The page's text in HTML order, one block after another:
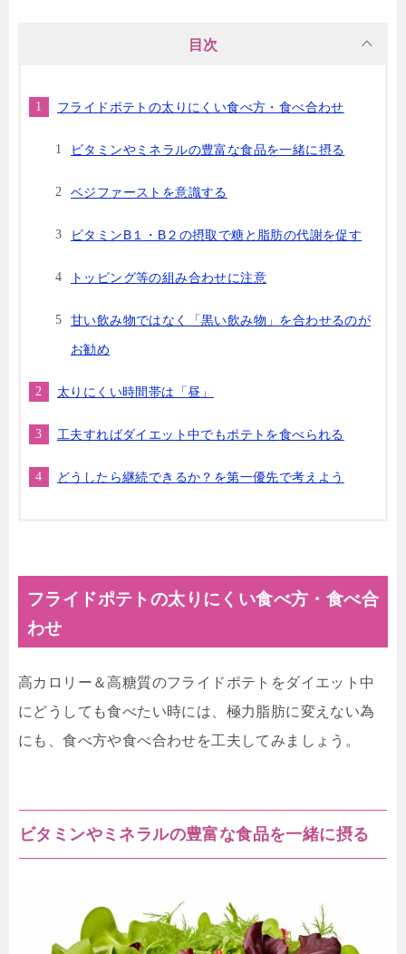
目次
フライドポテトの太りにくい食べ方・食べ合わせ
ビタミンやミネラルの豊富な食品を一緒に摂る
ベジファーストを意識する
ビタミンB１・B２の摂取で糖と脂肪の代謝を促す
トッピング等の組み合わせに注意
甘い飲み物ではなく「黒い飲み物」を合わせるのが
お勧め
太りにくい時間帯は「昼」
工夫すればダイエット中でもポテトを食べられる
どうしたら継続できるか？を第一優先で考えよう
フライドポテトの太りにくい食べ方・食べ合
わせ
高カロリー＆高糖質のフライドポテトをダイエット中
にどうしても食べたい時には、極力脂肪に変えない為
にも、食べ方や食べ合わせを工夫してみましょう。
ビタミンやミネラルの豊富な食品を一緒に摂る